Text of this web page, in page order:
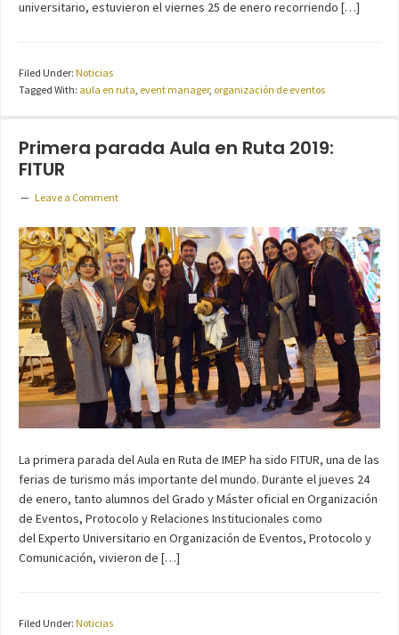
universitario, estuvieron el viernes 25 de enero recorriendo […]
Filed Under: Noticias
Tagged With: aula en ruta, event manager, organización de eventos
Primera parada Aula en Ruta 2019:
FITUR
Leave a Comment
La primera parada del Aula en Ruta de IMEP ha sido FITUR, una de las
ferias de turismo más importante del mundo. Durante el jueves 24
de enero, tanto alumnos del Grado y Máster oficial en Organización
de Eventos, Protocolo y Relaciones Institucionales como
del Experto Universitario en Organización de Eventos, Protocolo y
Comunicación, vivieron de […]
Filed Under: Noticias